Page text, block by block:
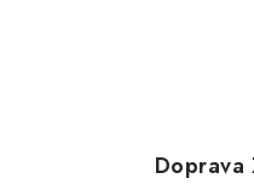
Doprava